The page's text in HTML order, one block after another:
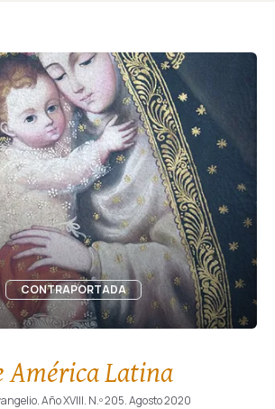
CONTRAPORTADA
América Latina
Año XVIII. N.º 205. Agosto 2020